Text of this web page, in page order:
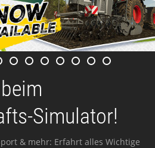
Simulator!
& mehr: Erfahrt alles Wichtige